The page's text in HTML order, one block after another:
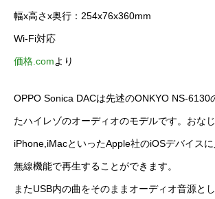
幅x高さx奥行：254x76x360mm
Wi-Fi対応
価格.comより
OPPO Sonica DACは先述のONKYO NS-6130
たハイレゾのオーディオのモデルです。おな
iPhone,iMacといったApple社のiOSデバイスに
無線機能で再生することができます。
またUSB内の曲をそのままオーディオ音源と